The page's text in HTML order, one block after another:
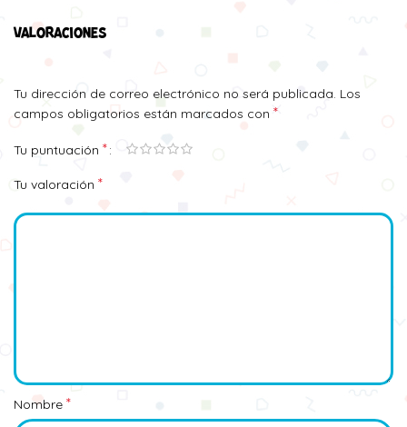
VALORACIONES
Tu dirección de correo electrónico no será publicada. Los
campos obligatorios están marcados con *
Tu puntuación *
Tu valoración *
Nombre *